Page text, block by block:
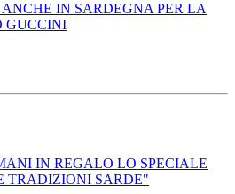
ANCHE IN SARDEGNA PER LA
GUCCINI
IN REGALO LO SPECIALE
TRADIZIONI SARDE"